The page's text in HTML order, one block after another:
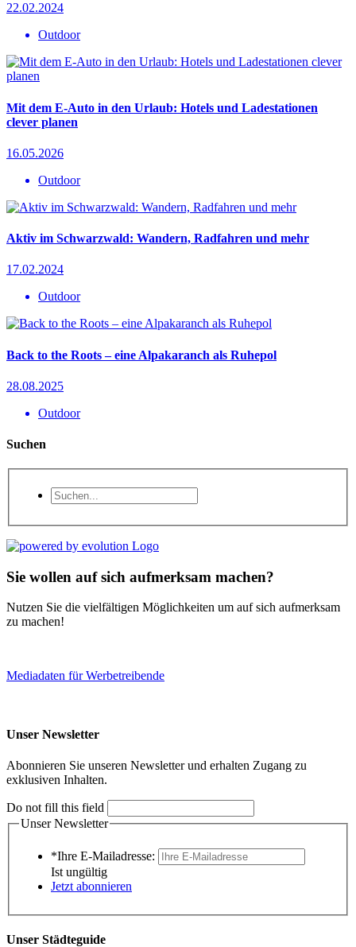
22.02.2024
Outdoor
Mit dem E-Auto in den Urlaub: Hotels und Ladestationen
clever planen
16.05.2026
Outdoor
Aktiv im Schwarzwald: Wandern, Radfahren und mehr
17.02.2024
Outdoor
Back to the Roots – eine Alpakaranch als Ruhepol
28.08.2025
Outdoor
Suchen
Sie wollen auf sich aufmerksam machen?
Nutzen Sie die vielfältigen Möglichkeiten um auf sich aufmerksam
zu machen!
Mediadaten für Werbetreibende
Unser Newsletter
Abonnieren Sie unseren Newsletter und erhalten Zugang zu
exklusiven Inhalten.
Do not fill this field
Unser Newsletter
*Ihre E-Mailadresse:
Ist ungültig
Jetzt abonnieren
Unser Städteguide